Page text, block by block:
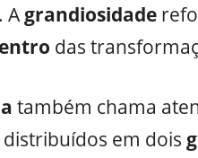
Agrandiosidade
das
também chama
em dois